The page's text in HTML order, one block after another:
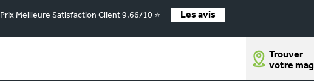
Prix Meilleure Satisfaction Client 9,66/10 ⭐ Les avis
Trouver
votre